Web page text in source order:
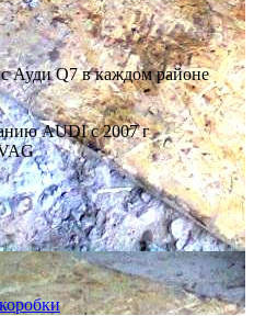
Ауди Q7 в каждом районе
AUDI с 2007 г